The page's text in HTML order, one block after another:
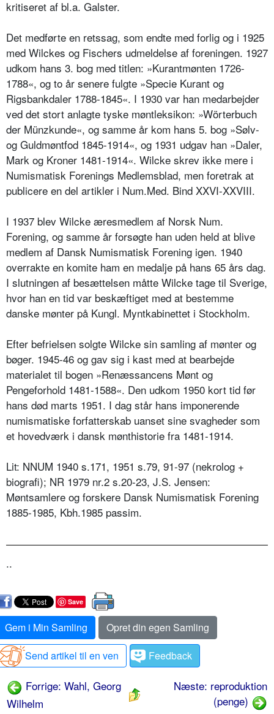
kritiseret af bl.a. Galster.
Det medførte en retssag, som endte med forlig og i 1925
med Wilckes og Fischers udmeldelse af foreningen. 1927
udkom hans 3. bog med titlen: »Kurantmønten 1726-
1788«, og to år senere fulgte »Specie Kurant og
Rigsbankdaler 1788-1845«. I 1930 var han medarbejder
ved det stort anlagte tyske møntleksikon: »Wörterbuch
der Münzkunde«, og samme år kom hans 5. bog »Sølv-
og Guldmøntfod 1845-1914«, og 1931 udgav han »Daler,
Mark og Kroner 1481-1914«. Wilcke skrev ikke mere i
Numismatisk Forenings Medlemsblad, men foretrak at
publicere en del artikler i Num.Med. Bind XXVI-XXVIII.
I 1937 blev Wilcke æresmedlem af Norsk Num.
Forening, og samme år forsøgte han uden held at blive
medlem af Dansk Numismatisk Forening igen. 1940
overrakte en komite ham en medalje på hans 65 års dag.
I slutningen af besættelsen måtte Wilcke tage til Sverige,
hvor han en tid var beskæftiget med at bestemme
danske mønter på Kungl. Myntkabinettet i Stockholm.
Efter befrielsen solgte Wilcke sin samling af mønter og
bøger. 1945-46 og gav sig i kast med at bearbejde
materialet til bogen »Renæssancens Mønt og
Pengeforhold 1481-1588«. Den udkom 1950 kort tid før
hans død marts 1951. I dag står hans imponerende
numismatiske forfatterskab uanset sine svagheder som
et hovedværk i dansk mønthistorie fra 1481-1914.
Lit: NNUM 1940 s.171, 1951 s.79, 91-97 (nekrolog +
biografi); NR 1979 nr.2 s.20-23, J.S. Jensen:
Møntsamlere og forskere Dansk Numismatisk Forening
1885-1985, Kbh.1985 passim.
..
Save
Gem i Min Samling
Opret din egen Samling
Send artikel til en ven
Feedback
Forrige: Wahl, Georg
Wilhelm
Næste: reproduktion
(penge)